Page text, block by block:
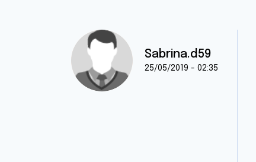
Sabrina.d59
25/05/2019 - 02:35